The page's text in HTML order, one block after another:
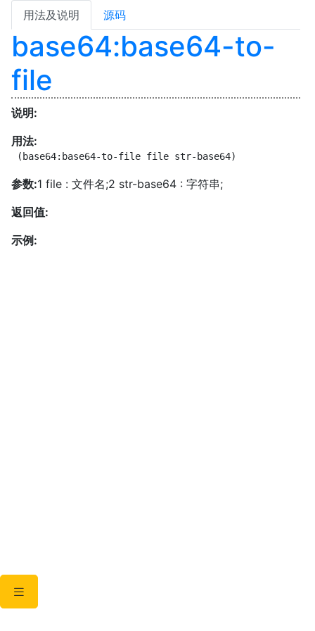
用法及说明 源码
base64:base64-to-
file
说明:
用法:
(base64:base64-to-file file str-base64)
参数:1 file : 文件名;2 str-base64 : 字符串;
返回值:
示例: